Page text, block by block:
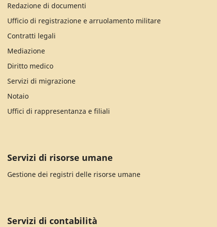
Redazione di documenti
Ufficio di registrazione e arruolamento militare
Contratti legali
Mediazione
Diritto medico
Servizi di migrazione
Notaio
Uffici di rappresentanza e filiali
Servizi di risorse umane
Gestione dei registri delle risorse umane
Servizi di contabilità